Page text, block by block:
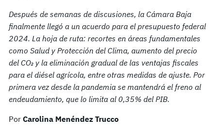
Después de semanas de discusiones, la Cámara Baja
finalmente llegó a un acuerdo para el presupuesto federal
2024. La hoja de ruta: recortes en áreas fundamentales
como Salud y Protección del Clima, aumento del precio
del CO₂ y la eliminación gradual de las ventajas fiscales
para el diésel agrícola, entre otras medidas de ajuste. Por
primera vez desde la pandemia se mantendrá el freno al
endeudamiento, que lo limita al 0,35% del PIB.
Por Carolina Menéndez Trucco